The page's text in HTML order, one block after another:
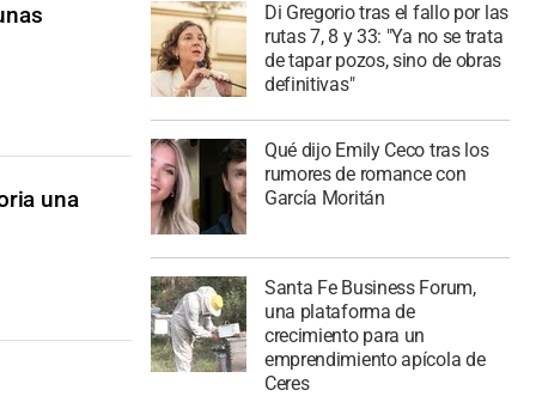
una
Di Gregorio tras el fallo por las
rutas 7, 8 y 33: "Ya no se trata
de tapar pozos, sino de obras
definitivas"
Qué dijo Emily Ceco tras los
rumores de romance con
García Moritán
Santa Fe Business Forum,
una plataforma de
crecimiento para un
emprendimiento apícola de
Ceres